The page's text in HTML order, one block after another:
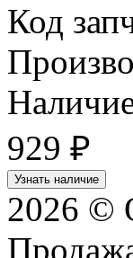
Код
929 ₽
Узнать наличие
2026 ©